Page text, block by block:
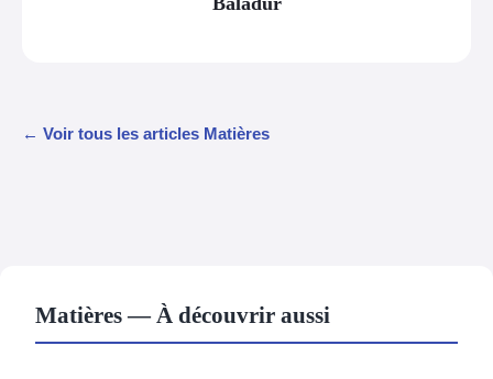
← Voir tous les articles Matières
Matières — À découvrir aussi